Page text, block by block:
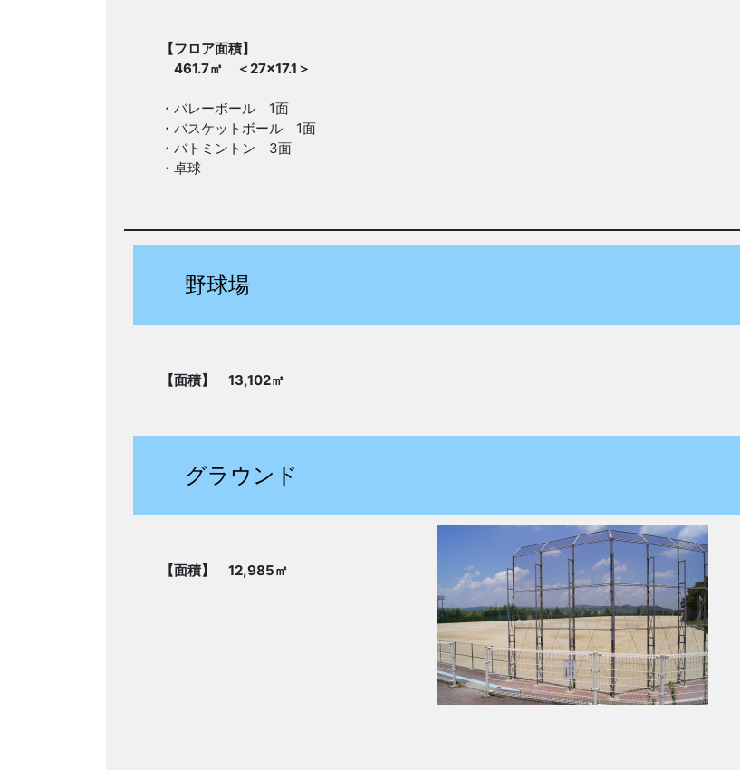
【フロア面積】
461.7㎡ ＜27×17.1＞
・バレーボール 1面
・バスケットボール 1面
・バトミントン 3面
・卓球
野球場
【面積】 13,102㎡
グラウンド
【面積】 12,985㎡